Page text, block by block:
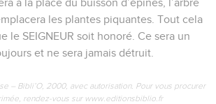
à la place du buisson d’épines, l’arbre
les plantes piquantes. Tout cela
le SEIGNEUR soit honoré. Ce sera un
et ne sera jamais détruit.
– Bibli’O, 2000, avec autorisation. Pour vous procurer
rendez-vous sur www.editionsbiblio.fr